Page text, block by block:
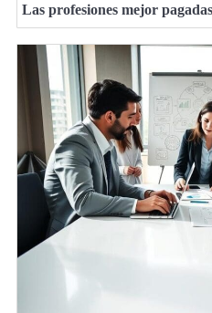
Las profesiones mejor